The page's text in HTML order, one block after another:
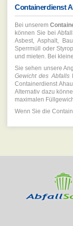
Containerdienst
Bei unserem
können Sie bei
Asbest, Asphalt,
Sperrmüll oder
und mieten. Bei
Sie sehen unsere
Gewicht des Abfalls
Containerdienst
Alternativ dazu
maximalen
Wenn Sie die